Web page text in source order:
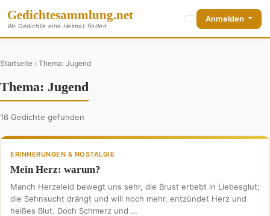
Gedichtesammlung.net
Wo Gedichte eine Heimat finden
Anmelden
Startseite › Thema: Jugend
Thema: Jugend
16 Gedichte gefunden
ERINNERUNGEN & NOSTALGIE
Mein Herz: warum?
Manch Herzeleid bewegt uns sehr, die Brust erbebt in Liebesglut;
die Sehnsucht drängt und will noch mehr, entzündet Herz und
heißes Blut. Doch Schmerz und …